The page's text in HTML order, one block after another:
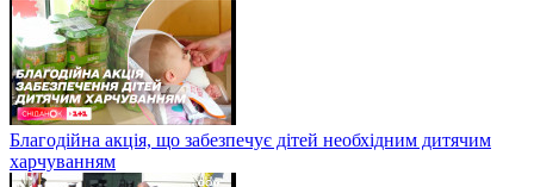
Благодійна акція, що забезпечує дітей необхідним дитячим
харчуванням